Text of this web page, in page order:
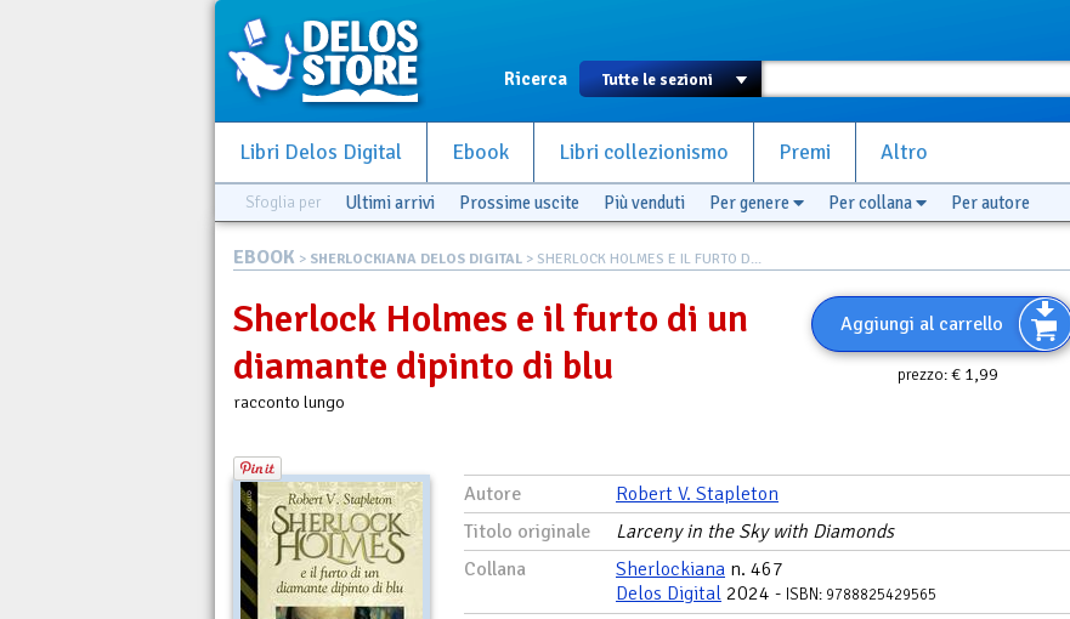
Ricerca
Libri Delos Digital Ebook Libri collezionismo Premi Altro
Sfoglia per Ultimi arrivi Prossime uscite Più venduti Per genere Per collana Per autore
EBOOK > SHERLOCKIANA DELOS DIGITAL > SHERLOCK HOLMES E IL FURTO D...
Aggiungi al carrello
prezzo:€ 1,99
Sherlock Holmes e il furto di un
diamante dipinto di blu
racconto lungo
Autore
Robert V. Stapleton
Titolo originale
Larceny in the Sky with Diamonds
Collana
Sherlockiana n. 467
Delos Digital 2024 - ISBN: 9788825429565